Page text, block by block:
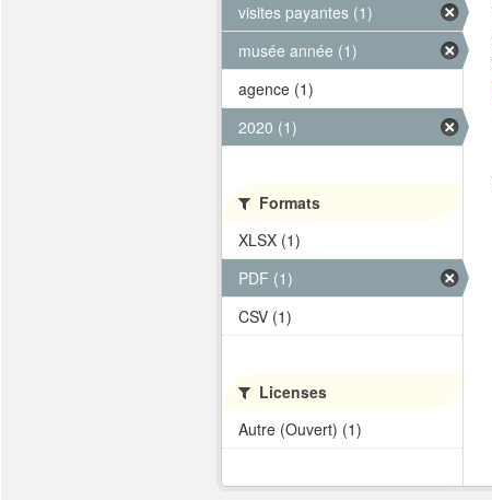
visites payantes (1)
musée année (1)
agence (1)
2020 (1)
Formats
XLSX (1)
PDF (1)
CSV (1)
Licenses
Autre (Ouvert) (1)